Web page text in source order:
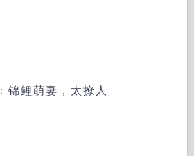
锦鲤萌妻，太撩人